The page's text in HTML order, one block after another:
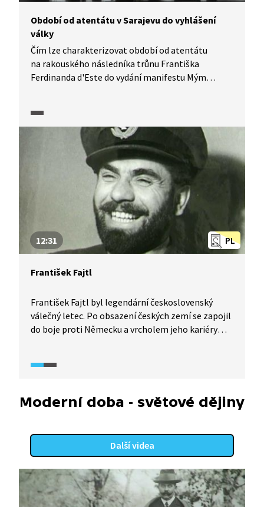
Období od atentátu v Sarajevu do vyhlášení
války
Čím lze charakterizovat období od atentátu
na rakouského následníka trůnu Františka
Ferdinanda d'Este do vydání manifestu Mým
Rakouska-Uherska vůči Srbsku? A jaké postavení
v té době zaujalo Německo? Do kontextu Evropy
v předvečer války nás uvedou historici v pořadu
PL
12:31
František Fajtl
František Fajtl byl legendární československý
válečný letec. Po obsazení českých zemí se zapojil
do boje proti Německu a vrcholem jeho kariéry
pilotem RAF? Jaké byly jeho osudy po konci války?
Moderní doba - světové dějiny
Další videa